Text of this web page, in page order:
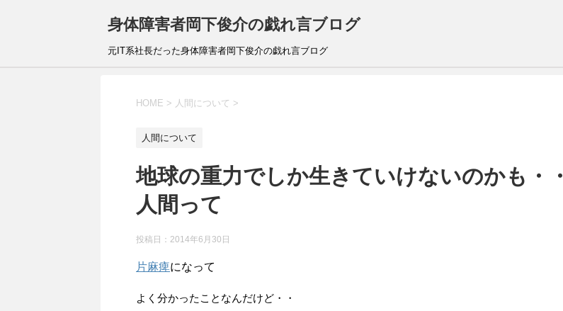
身体障害者岡下俊介の戯れ言ブログ
元IT系社長だった身体障害者岡下俊介の戯れ言ブログ
HOME > 人間について >
人間について
地球の重力でしか生きていけないのかも・・
人間って
投稿日： 2014年6月30日
片麻痺になって
よく分かったことなんだけど・・